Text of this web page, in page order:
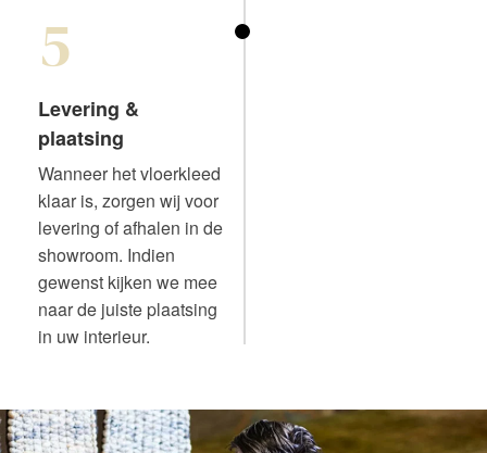
5
Levering &
plaatsing
Wanneer het vloerkleed
klaar is, zorgen wij voor
levering of afhalen in de
showroom. Indien
gewenst kijken we mee
naar de juiste plaatsing
in uw interieur.